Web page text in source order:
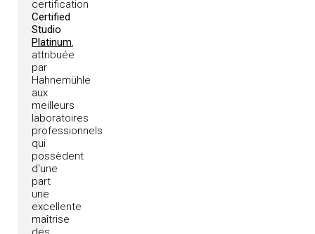
certification
Certified
Studio
Platinum,
attribuée
par
Hahnemühle
aux
meilleurs
laboratoires
professionnels
qui
possèdent
d'une
part
une
excellente
maîtrise